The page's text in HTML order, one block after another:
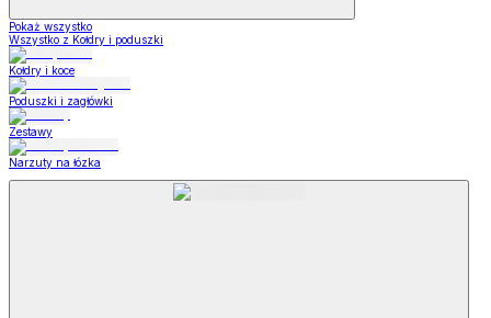
Pokaż wszystko
Wszystko z Kołdry i poduszki
Kołdry i koce
Poduszki i zagłówki
Zestawy
Narzuty na łózka